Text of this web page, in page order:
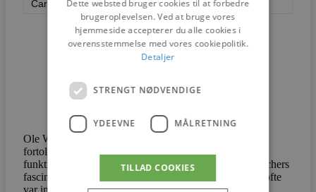
Carl Hansen & Søn
Ole Wanschers OW149-2 Colonial Sofa forfiner og
fortolker klassisk former og giver dem et moderne og
funktionelt udtryk. Sofaens navn og stil afspejler Wanschers
fascination af 1700-tallets engelske møbeldesign, som ofte
Dette websted bruger cookies til at forbedre
brugeroplevelsen. Ved at bruge vores
hjemmeside accepterer du alle cookies i
overensstemmelse med vores cookiepolitik.
Detaljer
STRENGT NØDVENDIGE
YDEEVNE MÅLRETNING
TILLAD COOKIES